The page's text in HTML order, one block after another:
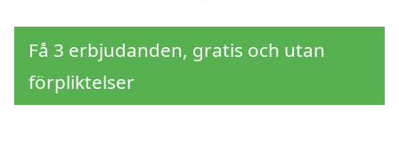
Få 3 erbjudanden, gratis och utan
förpliktelser